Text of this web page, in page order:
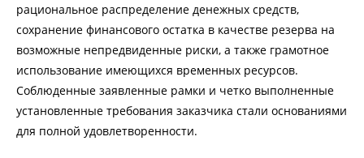
рациональное распределение денежных средств,
сохранение финансового остатка в качестве резерва на
возможные непредвиденные риски, а также грамотное
использование имеющихся временных ресурсов.
Соблюденные заявленные рамки и четко выполненные
установленные требования заказчика стали основаниями
для полной удовлетворенности.